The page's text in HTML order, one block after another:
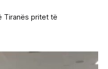
Tiranës pritet të